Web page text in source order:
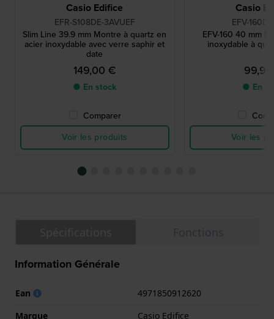
Casio Edifice
EFR-S108DE-3AVUEF
Slim Line 39.9 mm Montre à quartz en
acier inoxydable avec verre saphir et
date
149,00 €
● En stock
Comparer
Voir les produits
Casio
EFV-160D-
EFV-160 40 mm
inoxydable à
● En
Voir les
Information Générale
Ean
4971850912620
Marque
Casio Edifice